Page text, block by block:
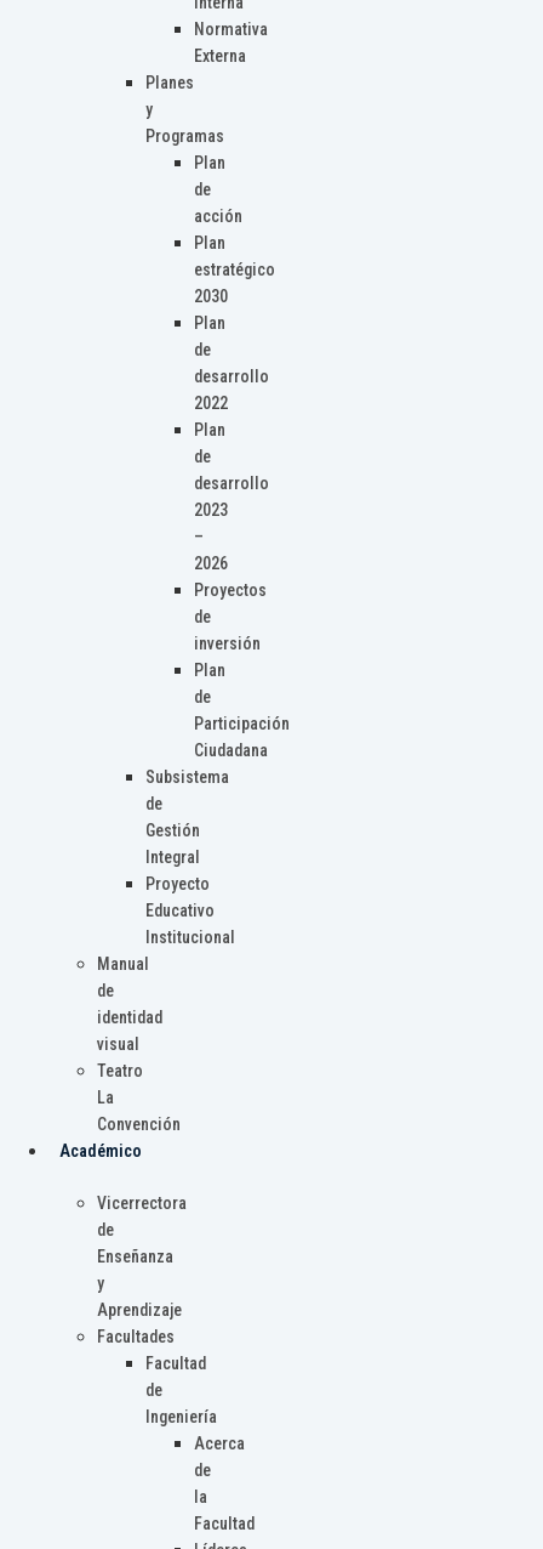
Normativa
Externa
Planes
y
Programas
Plan
de
acción
Plan
estratégico
2030
Plan
de
desarrollo
2022
Plan
de
desarrollo
2023
–
2026
Proyectos
de
inversión
Plan
de
Participación
Ciudadana
Subsistema
de
Gestión
Integral
Proyecto
Educativo
Institucional
Manual
de
identidad
visual
Teatro
La
Convención
Académico
Vicerrectora
de
Enseñanza
y
Aprendizaje
Facultades
Facultad
de
Ingeniería
Acerca
de
la
Facultad